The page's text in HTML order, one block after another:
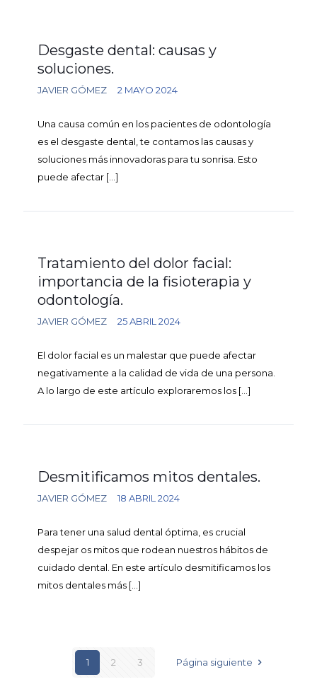
JAVIER GÓMEZ 2 MAYO 2024
Desgaste dental: causas y
soluciones.
Una causa común en los pacientes de odontología
es el desgaste dental, te contamos las causas y
soluciones más innovadoras para tu sonrisa. Esto
puede afectar […]
JAVIER GÓMEZ 25 ABRIL 2024
Tratamiento del dolor facial:
importancia de la fisioterapia y
odontología.
El dolor facial es un malestar que puede afectar
negativamente a la calidad de vida de una persona.
A lo largo de este artículo exploraremos los […]
JAVIER GÓMEZ 18 ABRIL 2024
Desmitificamos mitos dentales.
Para tener una salud dental óptima, es crucial
despejar os mitos que rodean nuestros hábitos de
cuidado dental. En este artículo desmitificamos los
mitos dentales más […]
1 2 3 Página siguiente